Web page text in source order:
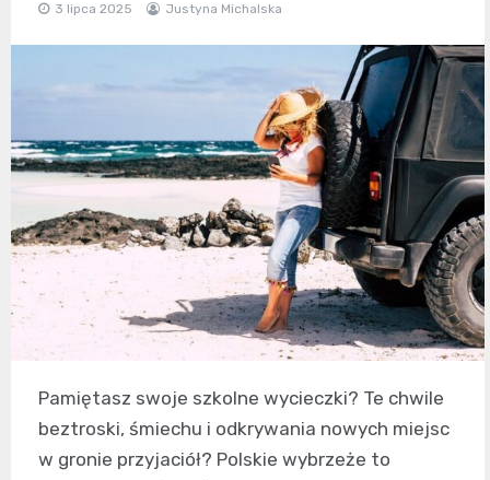
3 lipca 2025 Justyna Michalska
Pamiętasz swoje szkolne wycieczki? Te chwile
beztroski, śmiechu i odkrywania nowych miejsc
w gronie przyjaciół? Polskie wybrzeże to